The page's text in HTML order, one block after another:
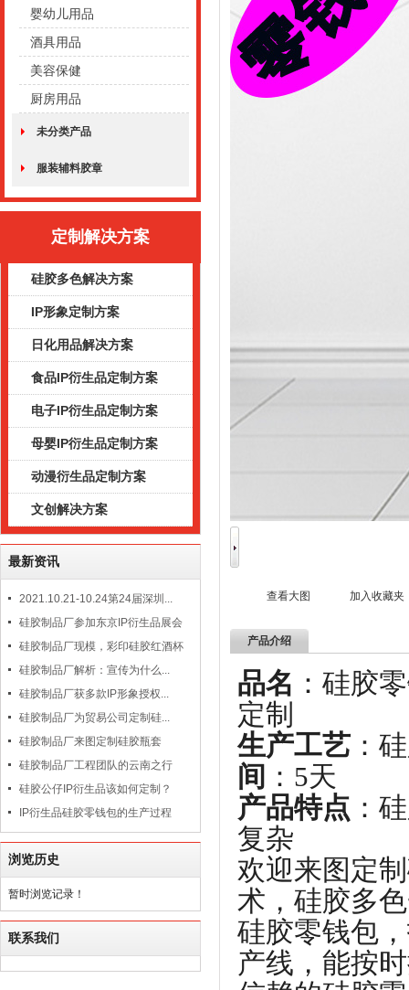
婴幼儿用品
酒具用品
美容保健
厨房用品
未分类产品
服装辅料胶章
定制解决方案
硅胶多色解决方案
IP形象定制方案
日化用品解决方案
食品IP衍生品定制方案
电子IP衍生品定制方案
母婴IP衍生品定制方案
动漫衍生品定制方案
文创解决方案
最新资讯
2021.10.21-10.24第24届深圳...
硅胶制品厂参加东京IP衍生品展会
硅胶制品厂现模，彩印硅胶红酒杯
硅胶制品厂解析：宣传为什么...
硅胶制品厂获多款IP形象授权...
硅胶制品厂为贸易公司定制硅...
硅胶制品厂来图定制硅胶瓶套
硅胶制品厂工程团队的云南之行
硅胶公仔IP衍生品该如何定制？
IP衍生品硅胶零钱包的生产过程
浏览历史
暂时浏览记录！
联系我们
查看大图 加入收藏夹
产品介绍
品名 ：
定制
生产工艺 ：
间 ：5天
产品特点 ：
复杂
欢迎来图定
术，硅胶多
硅胶零钱包
产线，能按